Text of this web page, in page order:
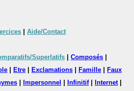
Aide/Contact
Superlatifs Composés
Etre Exclamations Famille
Faux
Impersonnel Infinitif| Internet|